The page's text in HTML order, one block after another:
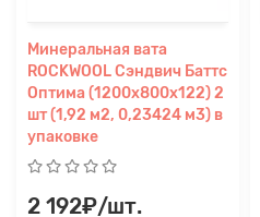
Минеральная вата
ROCKWOOL Сэндвич Баттс
Оптима (1200x800x122) 2
шт (1,92 м2, 0,23424 м3) в
упаковке
2 192₽/шт.